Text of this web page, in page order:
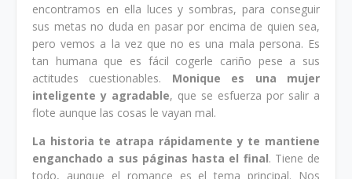
encontramos en ella luces y sombras, para conseguir
sus metas no duda en pasar por encima de quien sea,
pero vemos a la vez que no es una mala persona. Es
tan humana que es fácil cogerle cariño pese a sus
actitudes cuestionables. Monique es una mujer
inteligente y agradable, que se esfuerza por salir a
flote aunque las cosas le vayan mal.
La historia te atrapa rápidamente y te mantiene
enganchado a sus páginas hasta el final. Tiene de
todo, aunque el romance es el tema principal. Nos